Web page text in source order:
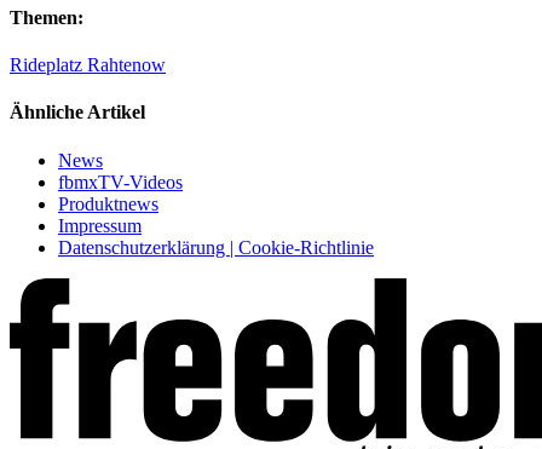
Themen:
Rideplatz Rahtenow
Ähnliche Artikel
News
fbmxTV-Videos
Produktnews
Impressum
Datenschutzerklärung | Cookie-Richtlinie